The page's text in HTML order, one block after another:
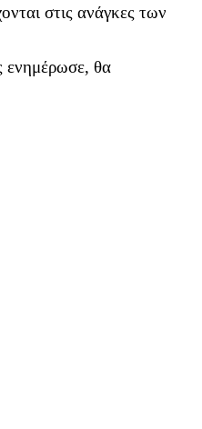
στις ανάγκες των
ενημέρωσε, θα